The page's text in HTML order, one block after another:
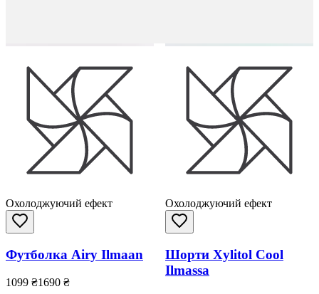
Охолоджуючий ефект
Футболка Airy Ilmaan
1099 ₴1690 ₴
Охолоджуючий ефект
Шорти Xylitol Cool
Ilmassa